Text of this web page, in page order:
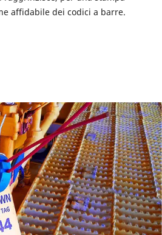
affidabile dei codici a barre.